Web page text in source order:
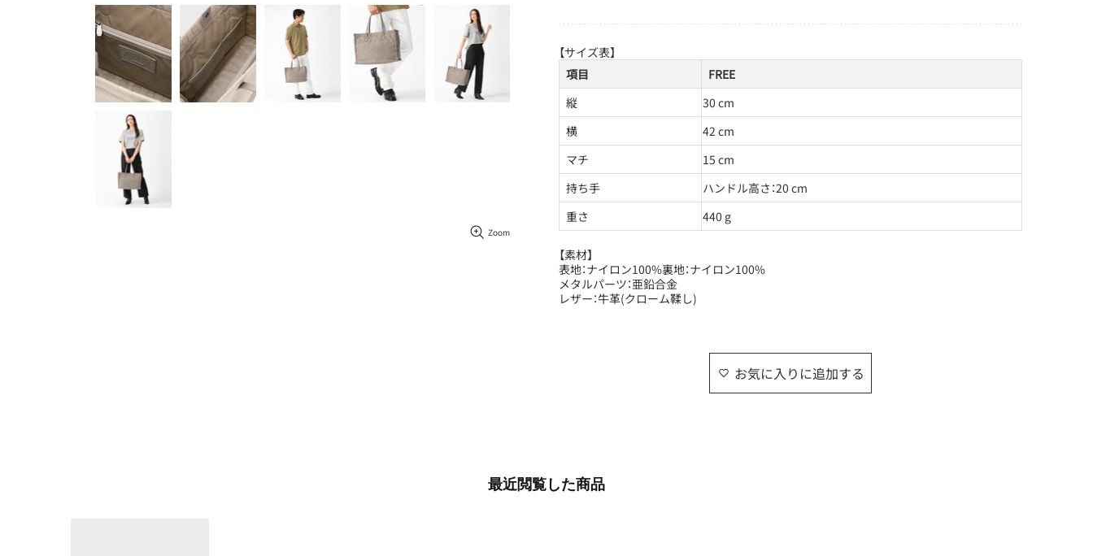
Zoom
【サイズ表】
項目
FREE
縦
30 cm
横
42 cm
マチ
15 cm
持ち手
ハンドル高さ：20 cm
重さ
440 g
【素材】
表地：ナイロン100%裏地：ナイロン100%
メタルパーツ：亜鉛合金
レザー：牛革(クローム鞣し)
お気に入りに追加する
最近​閲覧した​商品